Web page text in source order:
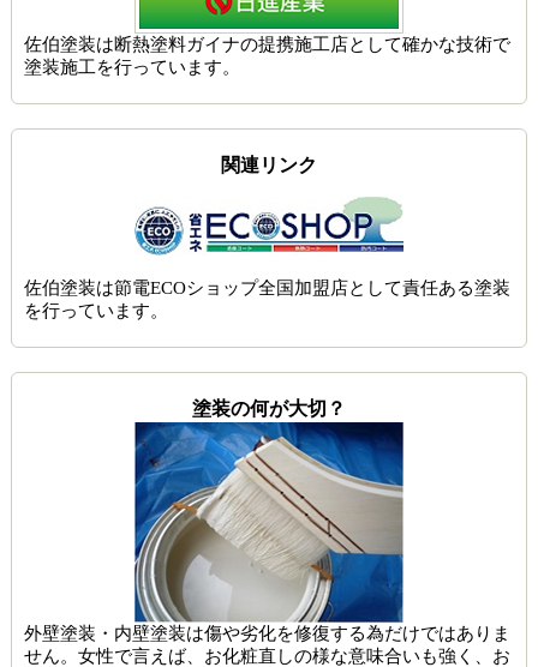
佐伯塗装は断熱塗料ガイナの提携施工店として確かな技術で
塗装施工を行っています。
関連リンク
佐伯塗装は節電ECOショップ全国加盟店として責任ある塗装
を行っています。
塗装の何が大切？
外壁塗装・内壁塗装は傷や劣化を修復する為だけではありま
せん。女性で言えば、お化粧直しの様な意味合いも強く、お